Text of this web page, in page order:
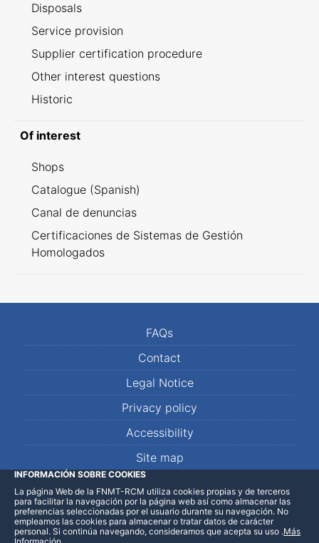
Disposals
Service provision
Supplier certification procedure
Other interest questions
Historic
Of interest
Shops
Catalogue (Spanish)
Canal de denuncias
Certificaciones de Sistemas de Gestión
Homologados
FAQs
Contact
Legal Notice
Privacy policy
Accessibility
Site map
LinkedInFacebookWhatsApp
INFORMACIÓN SOBRE COOKIES
La página Web de la FNMT-RCM utiliza cookies propias y de terceros
para facilitar la navegación por la página web así como almacenar las
preferencias seleccionadas por el usuario durante su navegación. No
empleamos las cookies para almacenar o tratar datos de carácter
personal. Si continúa navegando, consideramos que acepta su uso .Más